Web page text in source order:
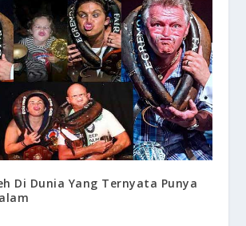
Di Dunia Yang Ternyata Punya